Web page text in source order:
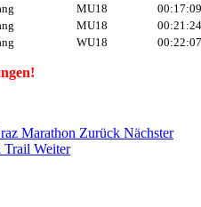
MU18
00:17:09
MU18
00:21:24
WU18 00:22:07
Marathon Zurück Nächster
Trail Weiter